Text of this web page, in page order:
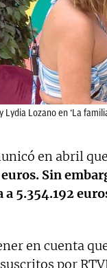
Lydia Lozano en ‘La
en abril
Sin
a 5.354.192
en cuenta
por